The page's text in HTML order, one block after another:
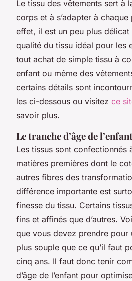
Le tissu des vêtements sert à
corps et à s’adapter à
effet, il est un peu plus
qualité du tissu idéal pour les
tout achat de simple tissu à
enfant ou même des
certains détails sont
les ci-dessous ou visitez ce
savoir plus.
Le tranche d’âge de
Les tissus sont confectionnés
matières premières dont le
autres fibres des
différence importante est
finesse du tissu. Certains
fins et affinés que d’autres.
que vous devez prendre pour
plus souple que ce qu’il faut
cinq ans. Il faut donc tenir
d’âge de l’enfant pour